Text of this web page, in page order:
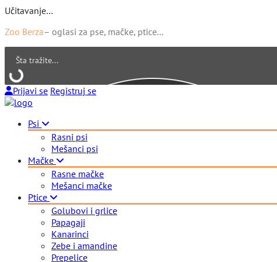
Učitavanje…
Zoo Berza– oglasi za pse, mačke, ptice...
Prijavi se Registruj se
Psi
Rasni psi
Mešanci psi
Mačke
Rasne mačke
Mešanci mačke
Ptice
Golubovi i grlice
Papagaji
Kanarinci
Zebe i amandine
Prepelice